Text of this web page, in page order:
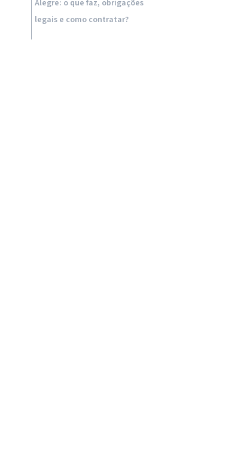
Alegre: o que faz, obrigações
legais e como contratar?